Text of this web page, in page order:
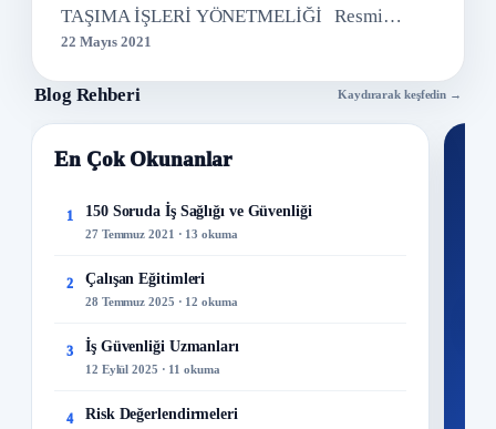
TAŞIMA İŞLERİ YÖNETMELİĞİ Resmi…
22 Mayıs 2021
Blog Rehberi Kaydırarak keşfedin →
En Çok Okunanlar
1 150 Soruda İş Sağlığı ve Güvenliği
27 Temmuz 2021 · 13 okuma
2 Çalışan Eğitimleri
28 Temmuz 2025 · 12 okuma
3 İş Güvenliği Uzmanları
12 Eylül 2025 · 11 okuma
4 Risk Değerlendirmeleri